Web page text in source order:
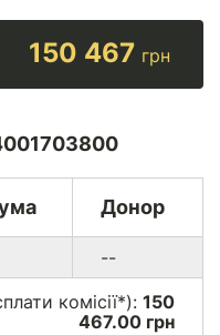
150 467 грн
Донор
--
комісії*): 150
467.00 грн